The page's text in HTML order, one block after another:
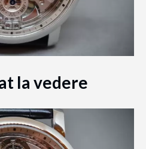
la vedere